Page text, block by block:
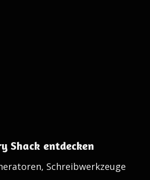
Shack entdecken
Schreibwerkzeuge